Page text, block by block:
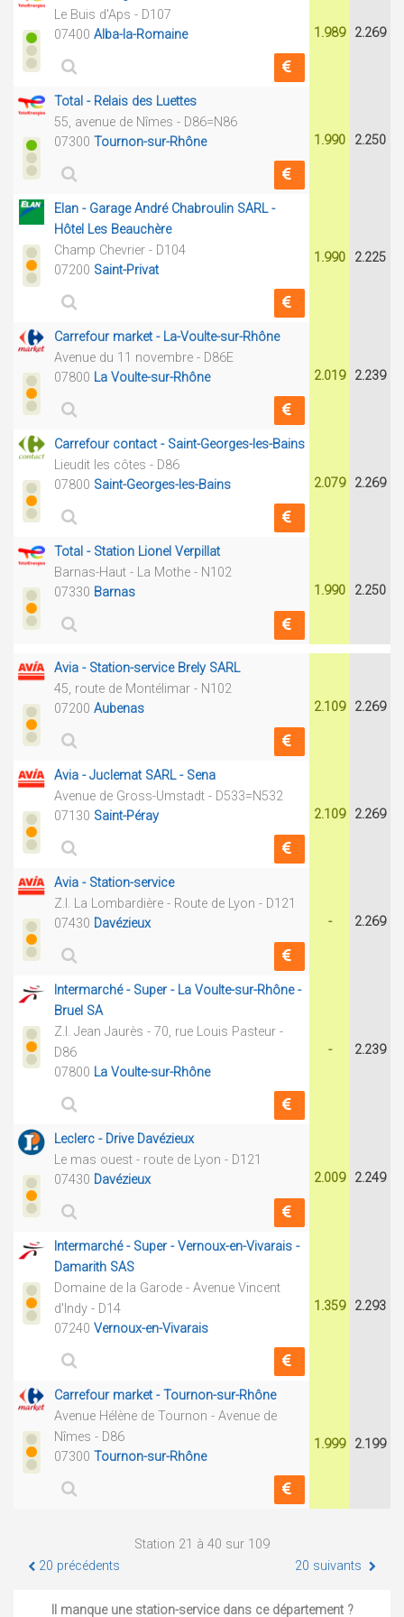
Le Buis d'Aps - D107
07400 Alba-la-Romaine 1.989 2.269
Total - Relais des Luettes
55, avenue de Nîmes - D86=N86
07300 Tournon-sur-Rhône 1.990 2.250
Elan - Garage André Chabroulin SARL -
Hôtel Les Beauchère
Champ Chevrier - D104
07200 Saint-Privat
1.990 2.225
Carrefour market - La-Voulte-sur-Rhône
Avenue du 11 novembre - D86E
07800 La Voulte-sur-Rhône 2.019 2.239
Carrefour contact - Saint-Georges-les-Bains
Lieudit les côtes - D86
07800 Saint-Georges-les-Bains 2.079 2.269
Total - Station Lionel Verpillat
Barnas-Haut - La Mothe - N102
07330 Barnas 1.990 2.250
Avia - Station-service Brely SARL
45, route de Montélimar - N102
07200 Aubenas 2.109 2.269
Avia - Juclemat SARL - Sena
Avenue de Gross-Umstadt - D533=N532
07130 Saint-Péray 2.109 2.269
Avia - Station-service
Z.I. La Lombardière - Route de Lyon - D121
07430 Davézieux - 2.269
Intermarché - Super - La Voulte-sur-Rhône -
Bruel SA
Z.I. Jean Jaurès - 70, rue Louis Pasteur -
D86
07800 La Voulte-sur-Rhône
- 2.239
Leclerc - Drive Davézieux
Le mas ouest - route de Lyon - D121
07430 Davézieux 2.009 2.249
Intermarché - Super - Vernoux-en-Vivarais -
Damarith SAS
Domaine de la Garode - Avenue Vincent
d'Indy - D14
07240 Vernoux-en-Vivarais
1.359 2.293
Carrefour market - Tournon-sur-Rhône
Avenue Hélène de Tournon - Avenue de
Nîmes - D86
07300 Tournon-sur-Rhône
1.999 2.199
Station 21 à 40 sur 109
20 précédents
20 suivants
Il manque une station-service dans ce département ?